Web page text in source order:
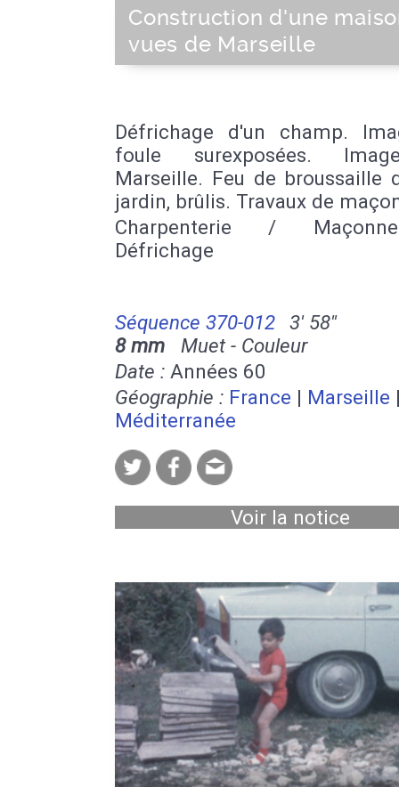
Construction d'une
vues de Marseille
Défrichage d'un champ.
foule surexposées.
Marseille. Feu de broussaille
jardin, brûlis. Travaux de
Charpenterie /
Défrichage
Séquence 370-012
3' 58''
8 mm Muet - Couleur
Date : Années 60
Géographie : France | Marseille
Méditerranée
Voir la notice